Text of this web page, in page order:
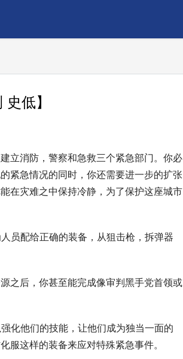
低】
立消防，警察和急救三个紧急部门。你必
紧急情况的同时，你还需要进一步的扩张
在灾难之中保持冷静，为了保护这座城市
员配给正确的装备，从狙击枪，拆弹器
之后，你甚至能完成像审判黑手党首领或
化他们的技能，让他们成为独当一面的
服这样的装备来应对特殊紧急事件。